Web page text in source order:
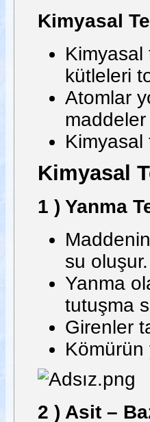
Kimyasal
Kimyasal
kütleleri
Atomlar
Kimyasal
1 ) Yanma
su oluşur.
Yanma
tutuşma
Girenler
Kömürün
2 ) Asit –